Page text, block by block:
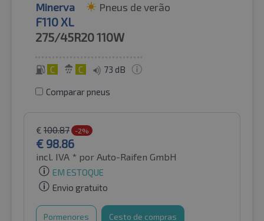
Minerva Pneus de verão
F110 XL
275/45R20110W
C C 73 dB
Comparar pneus
€ 100.87 -2%
€ 98.86
incl. IVA * por Auto-Raifen GmbH
EM ESTOQUE
Envio gratuito
Pormenores Cesto de compras